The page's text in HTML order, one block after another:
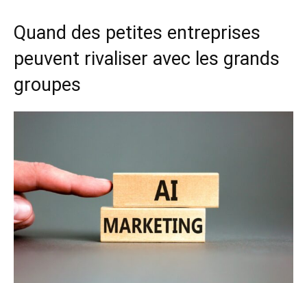
Quand des petites entreprises
peuvent rivaliser avec les grands
groupes